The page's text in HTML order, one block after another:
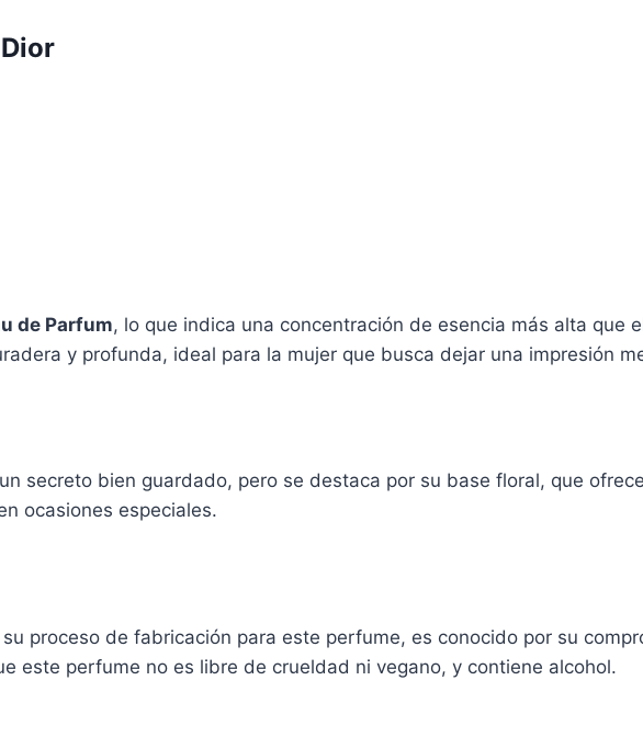
de Parfum, lo que indica una concentración de esencia más alta que
y profunda, ideal para la mujer que busca dejar una impresión
secreto bien guardado, pero se destaca por su base floral, que
ocasiones especiales.
proceso de fabricación para este perfume, es conocido por su
este perfume no es libre de crueldad ni vegano, y contiene alcohol.